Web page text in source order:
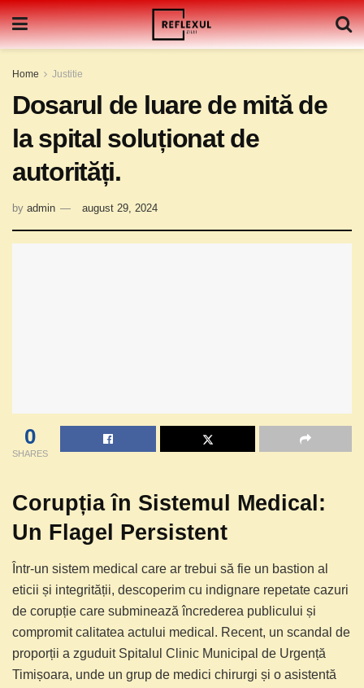
Home Justitie
Dosarul de luare de mită de
la spital soluționat de
autorități.
by admin august 29, 2024
0
SHARES
Corupția în Sistemul Medical:
Un Flagel Persistent
Într-un sistem medical care ar trebui să fie un bastion al
eticii și integrității, descoperim cu indignare repetate cazuri
de corupție care subminează încrederea publicului și
compromit calitatea actului medical. Recent, un scandal de
proporții a zguduit Spitalul Clinic Municipal de Urgență
Timișoara, unde un grup de medici chirurgi și o asistentă